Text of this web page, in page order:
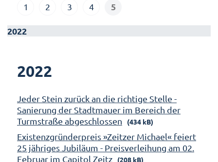
1 2 3 4 5
2022
2022
Jeder Stein zurück an die richtige Stelle -
Sanierung der Stadtmauer im Bereich der
Turmstraße abgeschlossen
(434 kB)
Existenzgründerpreis »Zeitzer Michael« feiert
25 jähriges Jubiläum - Preisverleihung am 02.
Februar im Capitol Zeitz
(208 kB)